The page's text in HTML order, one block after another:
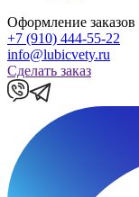
Оформление заказов
+7 (910) 444-55-22
info@lubicvety.ru
Сделать заказ